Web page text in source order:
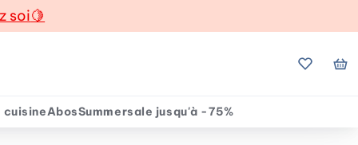
soi🍋
Mes
cuisineAbosSummersale jusqu'à -75%